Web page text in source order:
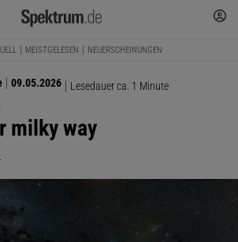
MEISTGELESEN NEUERSCHEINUNGEN
09.05.2026 Lesedauer ca. 1 Minute
milky way